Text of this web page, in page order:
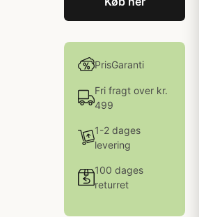
PrisGaranti
Fri fragt over kr.
499
1-2 dages
levering
100 dages
returret